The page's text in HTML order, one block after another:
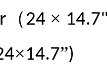
（24 ×
×14.7”)